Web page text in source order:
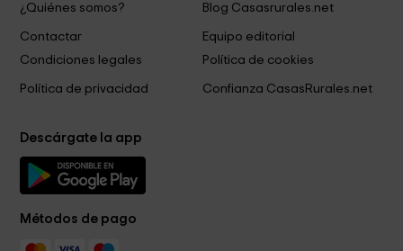
¿Quiénes somos?
Blog Casasrurales.net
Contactar
Equipo editorial
Condiciones legales
Política de cookies
Política de privacidad Confianza CasasRurales.net
Descárgate la app
Métodos de pago